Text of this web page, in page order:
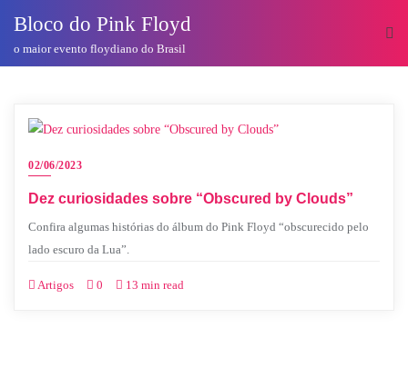
conteúdo
Bloco do Pink Floyd
o maior evento floydiano do Brasil
02/06/2023
Dez curiosidades sobre “Obscured by Clouds”
Confira algumas histórias do álbum do Pink Floyd “obscurecido pelo
lado escuro da Lua”.
Artigos 0 13 min read